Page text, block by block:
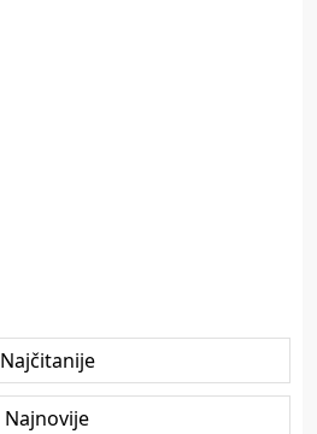
Najčitanije
Najnovije